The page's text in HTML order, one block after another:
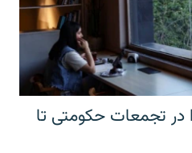
در تجمعات حکومتی تا